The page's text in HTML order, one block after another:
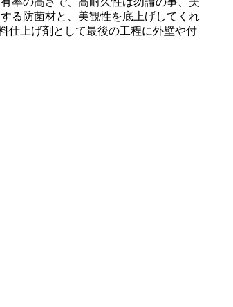
る防菌材と、美観性を底上げしてくれ
仕上げ剤として最後の工程に外壁や付